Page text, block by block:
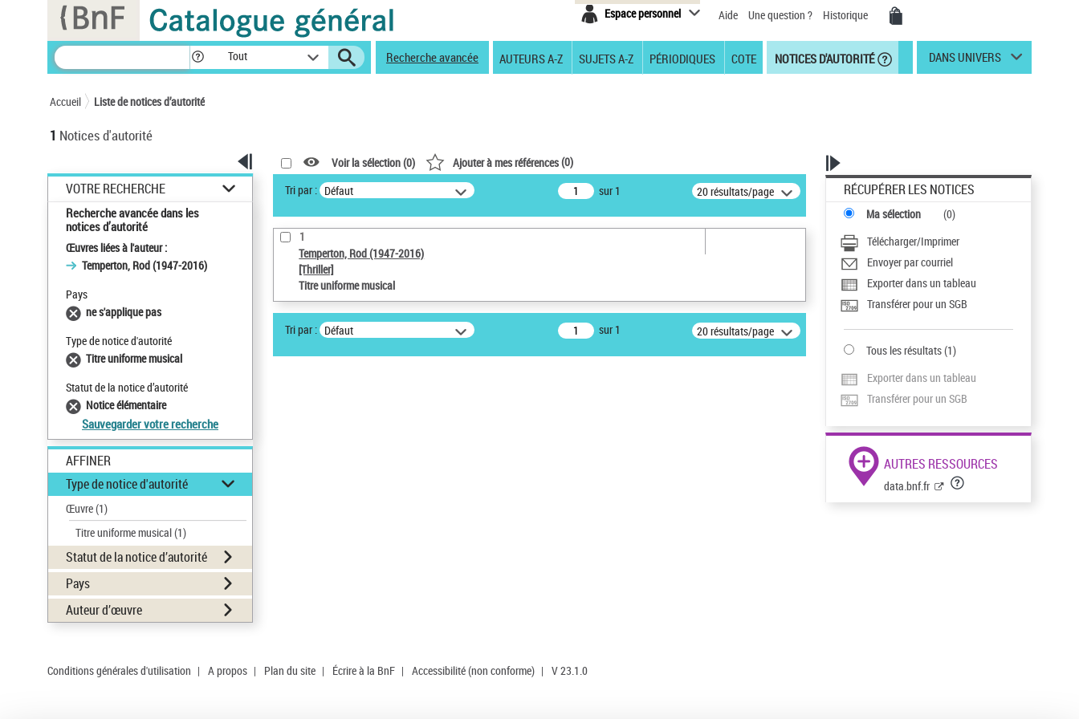
Espace personnel Aide Une question ? Historique
Tout Recherche avancée AUTEURS A-Z SUJETS A-Z PÉRIODIQUES COTE NOTICES D'AUTORITÉ DANS UNIVERS
Accueil Liste de notices d’autorité
1 Notices d'autorité
VOTRE RECHERCHE
Recherche avancée dans les
notices d’autorité
Œuvres liées à l'auteur :
Temperton, Rod (1947-2016)
Pays
ne s'applique pas
Type de notice d'autorité
Titre uniforme musical
Statut de la notice d’autorité
Notice élémentaire
Sauvegarder votre recherche
AFFINER
Type de notice d'autorité
Œuvre(1)
Titre uniforme musical(1)
Statut de la notice d’autorité
Pays
Auteur d’œuvre
Voir la sélection (0) Ajouter à mes références(0)
Tri par : Défaut sur 1 20 résultats/page
1
Temperton, Rod (1947-2016)
[Thriller]
Titre uniforme musical
Tri par : Défaut sur 1 20 résultats/page
RÉCUPÉRER LES NOTICES
Ma sélection (0)
Télécharger/Imprimer
Envoyer par courriel
Exporter dans un tableau
Transférer pour un SGB
Tous les résultats(1)
Exporter dans un tableau
Transférer pour un SGB
AUTRES RESSOURCES
data.bnf.fr
Conditions générales d'utilisation | A propos | Plan du site | Écrire à la BnF | Accessibilité (non conforme) | V 23.1.0
Panneau de gestion des cookies